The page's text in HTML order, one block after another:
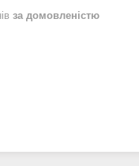
за домовленістю